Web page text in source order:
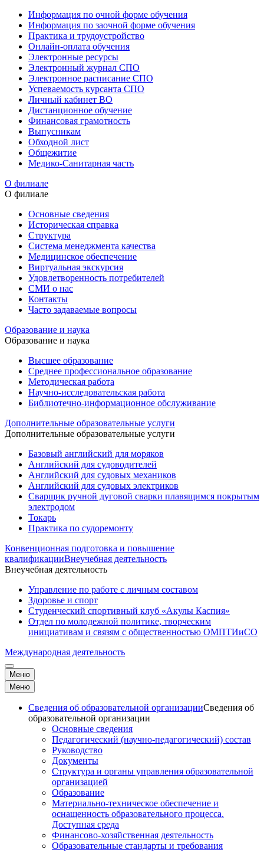
Информация по очной форме обучения
Информация по заочной форме обучения
Практика и трудоустройство
Онлайн-оплата обучения
Электронные ресурсы
Электронный журнал СПО
Электронное расписание СПО
Успеваемость курсанта СПО
Личный кабинет ВО
Дистанционное обучение
Финансовая грамотность
Выпусникам
Обходной лист
Общежитие
Медико-Санитарная часть
О филиале
О филиале
Основные сведения
Историческая справка
Структура
Система менеджмента качества
Медицинское обеспечение
Виртуальная экскурсия
Удовлетворенность потребителей
СМИ о нас
Контакты
Часто задаваемые вопросы
Образование и наука
Образование и наука
Высшее образование
Среднее профессиональное образование
Методическая работа
Научно-исследовательская работа
Библиотечно-информационное обслуживание
Дополнительные образовательные услуги
Дополнительные образовательные услуги
Базовый английский для моряков
Английский для судоводителей
Английский для судовых механиков
Английский для судовых электриков
Cварщик ручной дуговой сварки плавящимся покрытым
электродом
Токарь
Практика по судоремонту
Конвенционная подготовка и повышение
квалификацииВнеучебная деятельность
Внеучебная деятельность
Управление по работе с личным составом
Здоровье и спорт
Студенческий спортивный клуб «Акулы Каспия»
Отдел по молодежной политике, творческим
инициативам и связям с общественностью ОМПТИиСО
Международная деятельность
Меню
Меню
Сведения об образовательной организацииСведения об
образовательной организации
Основные сведения
Педагогический (научно-педагогический) состав
Руководство
Документы
Структура и органы управления образовательной
организацией
Образование
Материально-техническое обеспечение и
оснащенность образовательного процесса.
Доступная среда
Финансово-хозяйственная деятельность
Образовательные стандарты и требования